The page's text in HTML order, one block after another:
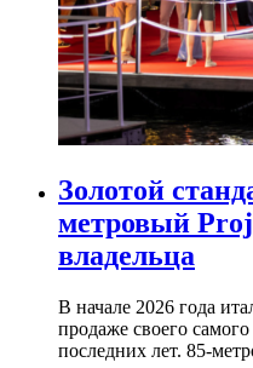
Золотой
метровый
владельца
В начале 2026 года
продаже своего
последних лет. 85-